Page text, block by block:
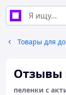
Товары для
Отзывы
пеленки с